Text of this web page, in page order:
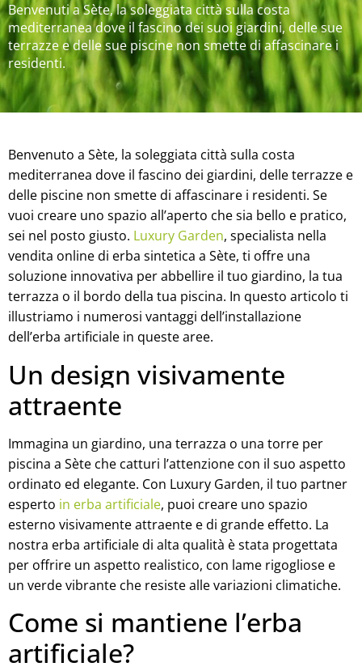
Benvenuti a Sète, la soleggiata città sulla costa
mediterranea dove il fascino dei suoi giardini, delle sue
terrazze e delle sue piscine non smette di affascinare i
residenti.
Benvenuto a Sète, la soleggiata città sulla costa
mediterranea dove il fascino dei giardini, delle terrazze e
delle piscine non smette di affascinare i residenti. Se
vuoi creare uno spazio all’aperto che sia bello e pratico,
sei nel posto giusto. Luxury Garden, specialista nella
vendita online di erba sintetica a Sète, ti offre una
soluzione innovativa per abbellire il tuo giardino, la tua
terrazza o il bordo della tua piscina. In questo articolo ti
illustriamo i numerosi vantaggi dell’installazione
dell’erba artificiale in queste aree.
Un design visivamente
attraente
Immagina un giardino, una terrazza o una torre per
piscina a Sète che catturi l’attenzione con il suo aspetto
ordinato ed elegante. Con Luxury Garden, il tuo partner
esperto in erba artificiale, puoi creare uno spazio
esterno visivamente attraente e di grande effetto. La
nostra erba artificiale di alta qualità è stata progettata
per offrire un aspetto realistico, con lame rigogliose e
un verde vibrante che resiste alle variazioni climatiche.
Come si mantiene l’erba
artificiale?